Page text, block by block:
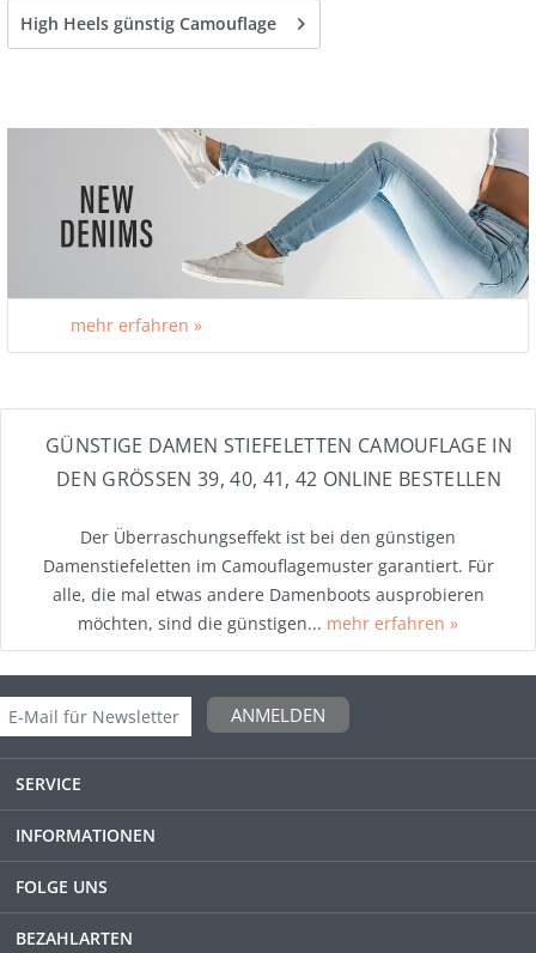
High Heels günstig Camouflage
mehr erfahren »
GÜNSTIGE DAMEN STIEFELETTEN CAMOUFLAGE IN
DEN GRÖSSEN 39, 40, 41, 42 ONLINE BESTELLEN
Der Überraschungseffekt ist bei den günstigen
Damenstiefeletten im Camouflagemuster garantiert. Für
alle, die mal etwas andere Damenboots ausprobieren
möchten, sind die günstigen... mehr erfahren »
ANMELDEN
SERVICE
INFORMATIONEN
FOLGE UNS
BEZAHLARTEN